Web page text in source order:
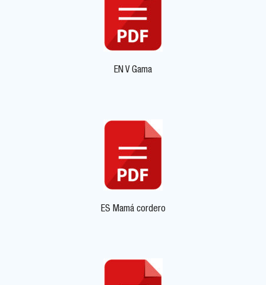
EN V Gama
ES Mamá cordero